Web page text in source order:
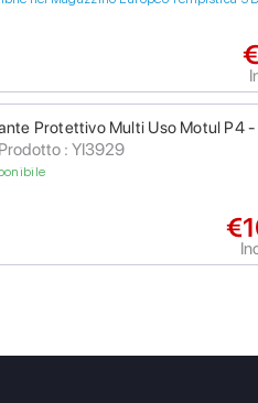
Protettivo Multi Uso Motul P4
: YI3929